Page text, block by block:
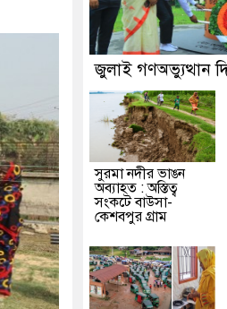
জুলাই গণঅভ্যুত্থান
সুরমা নদীর ভাঙন
অব্যাহত : অস্তিত্ব
সংকটে বাউসা-
কেশবপুর গ্রাম